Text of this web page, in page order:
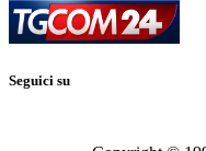
Seguici su